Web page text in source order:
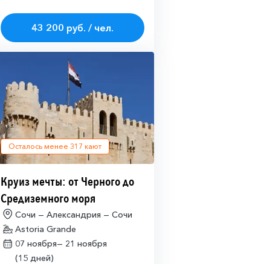
43 200 руб. / чел.
Осталось менее 317 кают
Круиз мечты: от Черного до
Средиземного моря
Сочи — Александрия — Сочи
Astoria Grande
07 ноября— 21 ноября
(15 дней)